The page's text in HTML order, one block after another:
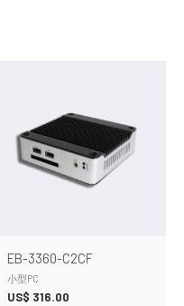
EB-3360-C2CF
小型PC
US$ 316.00